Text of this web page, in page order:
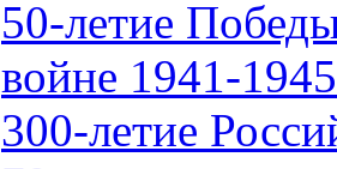
50-летие
войне 1941-1945
300-летие